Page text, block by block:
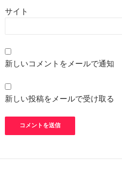
サイト
新しいコメントをメールで通知
新しい投稿をメールで受け取る